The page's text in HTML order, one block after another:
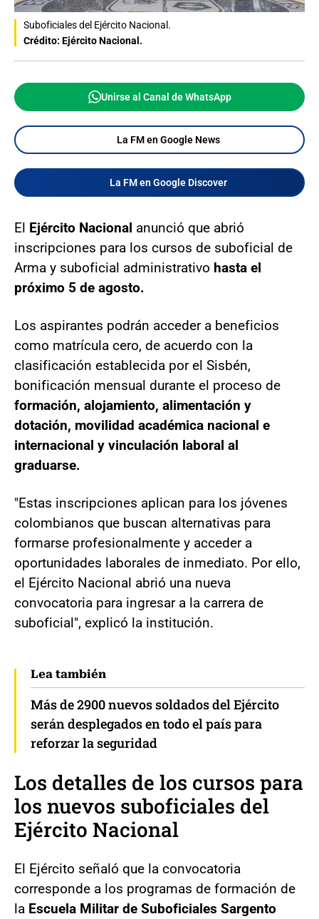
Suboficiales del Ejército Nacional.
Crédito: Ejército Nacional.
Unirse al Canal de WhatsApp
La FM en Google News
La FM en Google Discover
El Ejército Nacional anunció que abrió
inscripciones para los cursos de suboficial de
Arma y suboficial administrativo hasta el
próximo 5 de agosto.
Los aspirantes podrán acceder a beneficios
como matrícula cero, de acuerdo con la
clasificación establecida por el Sisbén,
bonificación mensual durante el proceso de
formación, alojamiento, alimentación y
dotación, movilidad académica nacional e
internacional y vinculación laboral al
graduarse.
"Estas inscripciones aplican para los jóvenes
colombianos que buscan alternativas para
formarse profesionalmente y acceder a
oportunidades laborales de inmediato. Por ello,
el Ejército Nacional abrió una nueva
convocatoria para ingresar a la carrera de
suboficial", explicó la institución.
Lea también
Más de 2900 nuevos soldados del Ejército
serán desplegados en todo el país para
reforzar la seguridad
Los detalles de los cursos para
los nuevos suboficiales del
Ejército Nacional
El Ejército señaló que la convocatoria
corresponde a los programas de formación de
la Escuela Militar de Suboficiales Sargento